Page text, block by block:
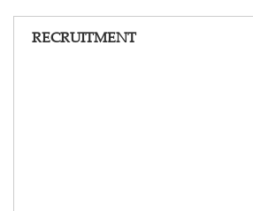
RECRUITMENT